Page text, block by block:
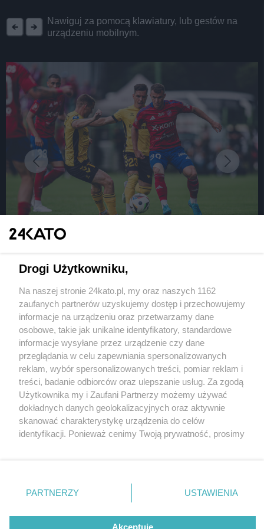
Nawiguj za pomocą klawiatury, lub gestów na
urządzeniu mobilnym.
przegrywa z Rakowem Częstochowa
4 / 5
Gks katowice rakow 4
Wydawca mediów lokalnych
Nie zapomnij
zapoznać się z:
polityką prywatności regulamin korzystania z portali
Twojemiasto
Piekary Śląskie
Chorzów
Tarnowskie Góry
Gliwice
Skontakuj sięz nami
Kontakt
Wydawca
Redakcja
Drogi Użytkowniku,
Na naszej stronie 24kato.pl, my oraz naszych 1162
zaufanych partnerów uzyskujemy dostęp i przechowujemy
informacje na urządzeniu oraz przetwarzamy dane
osobowe, takie jak unikalne identyfikatory, standardowe
informacje wysyłane przez urządzenie czy dane
przeglądania w celu zapewniania spersonalizowanych
reklam, wybór spersonalizowanych treści, pomiar reklam i
treści, badanie odbiorców oraz ulepszanie usług. Za zgodą
Użytkownika my i Zaufani Partnerzy możemy używać
dokładnych danych geolokalizacyjnych oraz aktywnie
skanować charakterystykę urządzenia do celów
identyfikacji. Ponieważ cenimy Twoją prywatność, prosimy
prywatności znajdujący się w lewym dolnym rogu strony
. Niektóre rodzaje przetwarzania danych nie wymagają
zgody użytkownika, ale masz prawo sprzeciwić się
takiemu przetwarzaniu. Preferencje będą miały
PARTNERZY USTAWIENIA
Akceptuję